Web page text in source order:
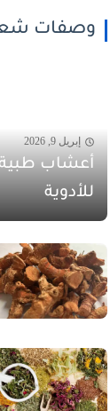
وصفات
إبريل 9, 2026
أعشاب طبية
للأدوية